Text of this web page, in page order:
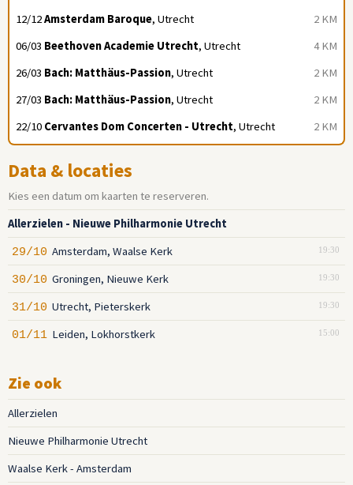
2 KM
12/12Amsterdam Baroque, Utrecht
4 KM
06/03 Beethoven Academie Utrecht, Utrecht
2 KM
26/03 Bach: Matthäus-Passion, Utrecht
2 KM
27/03 Bach: Matthäus-Passion, Utrecht
2 KM
22/10 Cervantes Dom Concerten - Utrecht, Utrecht
Data & locaties
Kies een datum om kaarten te reserveren.
Allerzielen - Nieuwe Philharmonie Utrecht
19:30
29/10 Amsterdam, Waalse Kerk
19:30
30/10 Groningen, Nieuwe Kerk
19:30
31/10 Utrecht, Pieterskerk
15:00
01/11 Leiden, Lokhorstkerk
Zie ook
Allerzielen
Nieuwe Philharmonie Utrecht
Waalse Kerk - Amsterdam